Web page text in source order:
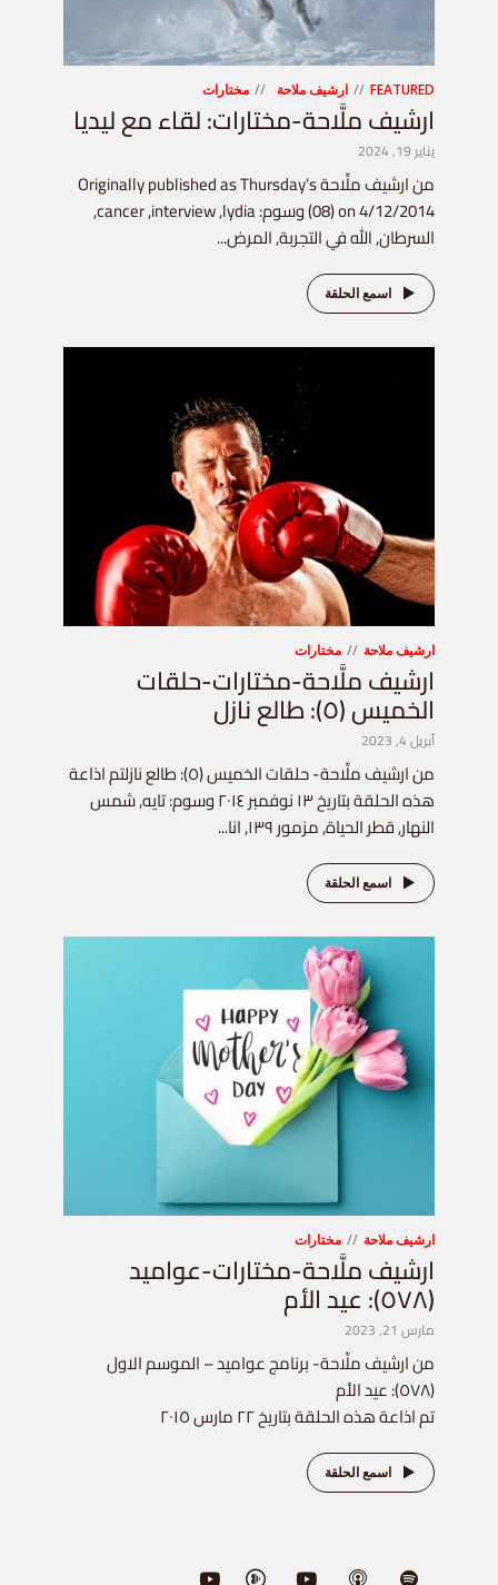
FEATURED ارشيف ملاحة مختارات
ارشيف ملَّاحة-مختارات: لقاء مع ليديا
يناير 19, 2024
من ارشيف ملِّاحة Originally published as Thursday’s
(08) on 4/12/2014 وسوم: cancer ,interview ,lydia,
السرطان, الله في التجربة, المرض...
اسمع الحلقة
ارشيف ملاحة مختارات
ارشيف ملَّاحة-مختارات-حلقات
الخميس (٥): طالع نازل
أبريل 4, 2023
من ارشيف ملِّاحة- حلقات الخميس (٥): طالع نازلتم اذاعة
هذه الحلقة بتاريخ ١٣ نوفمبر ٢٠١٤ وسوم: تايه, شمس
النهار, قطر الحياة, مزمور ١٣٩, انا...
اسمع الحلقة
ارشيف ملاحة مختارات
ارشيف ملَّاحة-مختارات-عواميد
(٥٧٨): عيد الأم
مارس 21, 2023
من ارشيف ملِّاحة- برنامج عواميد – الموسم الاول
(٥٧٨): عيد الأم
تم اذاعة هذه الحلقة بتاريخ ٢٢ مارس ٢٠١٥
اسمع الحلقة